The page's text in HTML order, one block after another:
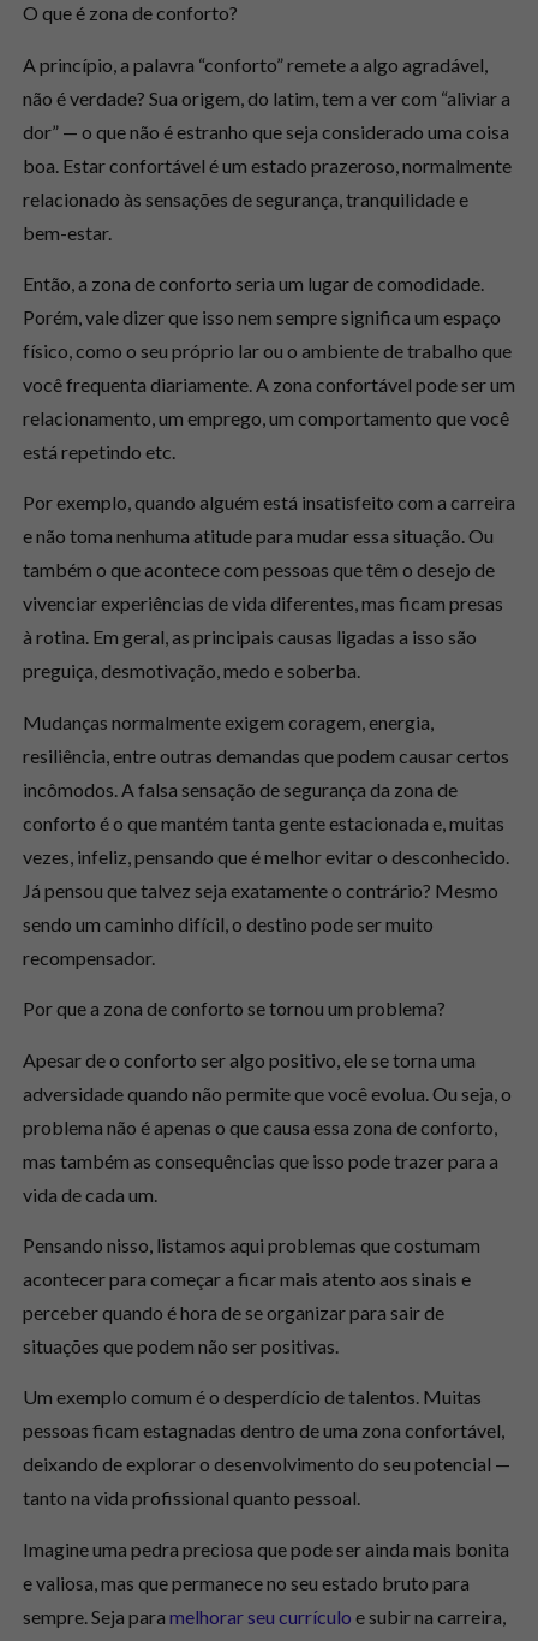
O que é zona de conforto?
A princípio, a palavra “conforto” remete a algo agradável,
não é verdade? Sua origem, do latim, tem a ver com “aliviar a
dor” — o que não é estranho que seja considerado uma coisa
boa. Estar confortável é um estado prazeroso, normalmente
relacionado às sensações de segurança, tranquilidade e
bem-estar.
Então, a zona de conforto seria um lugar decomodidade.
Porém, vale dizer que isso nem sempre significa um espaço
físico, como o seu próprio lar ou o ambiente de trabalho que
você frequenta diariamente. A zona confortável pode ser um
relacionamento, um emprego, um comportamento que você
está repetindo etc.
Por exemplo, quando alguém está insatisfeito com a carreira
e não toma nenhuma atitude para mudar essa situação. Ou
também o que acontece com pessoas que têm o desejo de
vivenciar experiências de vida diferentes, mas ficam presas
à rotina. Em geral, as principais causas ligadas a isso são
preguiça, desmotivação, medo e soberba.
Mudanças normalmente exigem coragem, energia,
resiliência, entre outras demandas que podem causar certos
incômodos. A falsa sensação de segurança da zona de
conforto é o que mantém tanta gente estacionada e, muitas
vezes, infeliz, pensando que é melhor evitar o desconhecido.
Já pensou que talvez seja exatamente o contrário? Mesmo
sendo um caminho difícil, o destino pode ser muito
recompensador.
Por que a zona de conforto se tornou um problema?
Apesar de o conforto ser algo positivo, ele se torna uma
adversidade quando não permite que você evolua . Ou seja, o
problema não é apenas o que causa essa zona de conforto,
mas também as consequências que isso pode trazer para a
vida de cada um.
Pensando nisso, listamos aqui problemas que costumam
acontecer para começar a ficar mais atento aos sinais e
perceber quando é hora de se organizar para sair de
situações que podem não ser positivas.
Um exemplo comum é o desperdício de talentos. Muitas
pessoas ficam estagnadas dentro de uma zona confortável,
deixando de explorar o desenvolvimento do seu potencial —
tanto na vida profissional quanto pessoal.
Imagine uma pedra preciosa que pode ser ainda mais bonita
e valiosa, mas que permanece no seu estado bruto para
sempre. Seja para melhorar seu currículo e subir na carreira,